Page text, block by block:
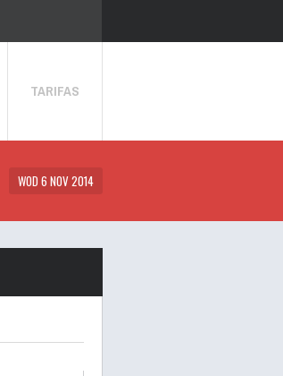
TARIFAS
WOD 6 NOV 2014